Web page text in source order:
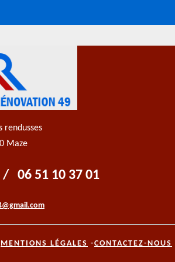
rendusses
Maze
/ 06 51 10 37 01
MENTIONS LÉGALES -CONTACTEZ-NOUS